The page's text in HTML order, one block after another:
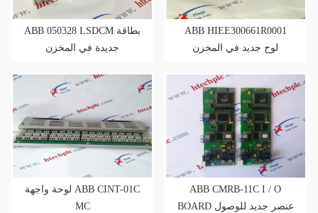
ABB 050328 LSDCM بطاقة
جديدة في المخزن
ABB HIEE300661R0001
لوح جديد في المخزن
لوحة واجهة ABB CINT-01C
MC
ABB CMRB-11C I / O
BOARD عنصر جديد للوصول